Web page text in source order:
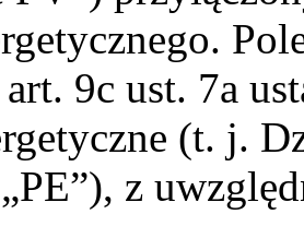
9c ust. 7a
(t. j.
z